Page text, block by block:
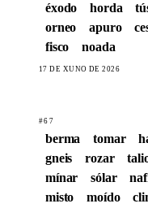
éxodo horda
orneo
apuro
fisco
noada
17 DE XUÑO DE 2026
#67
berma tomar
gneis
rozar
mínar
sólar
misto
moído